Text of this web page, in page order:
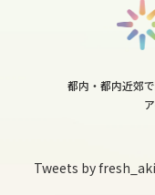
14
都内・都内近郊
Tweets by